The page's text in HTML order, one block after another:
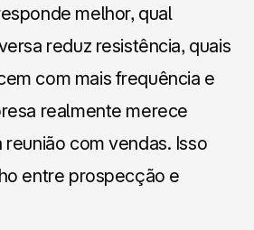
melhor, qual
reduz resistência, quais
com mais frequência e
realmente merece
reunião com vendas. Isso
entre prospecção e